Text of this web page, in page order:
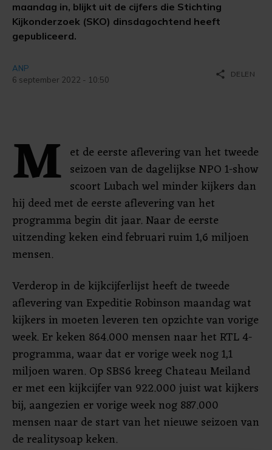
maandag in, blijkt uit de cijfers die Stichting
Kijkonderzoek (SKO) dinsdagochtend heeft
gepubliceerd.
ANP
6 september 2022 - 10:50
share DELEN
M et de eerste aflevering van het tweede
seizoen van de dagelijkse NPO 1-show
scoort Lubach wel minder kijkers dan
hij deed met de eerste aflevering van het
programma begin dit jaar. Naar de eerste
uitzending keken eind februari ruim 1,6 miljoen
mensen.
Verderop in de kijkcijferlijst heeft de tweede
aflevering van Expeditie Robinson maandag wat
kijkers in moeten leveren ten opzichte van vorige
week. Er keken 864.000 mensen naar het RTL 4-
programma, waar dat er vorige week nog 1,1
miljoen waren. Op SBS6 kreeg Chateau Meiland
er met een kijkcijfer van 922.000 juist wat kijkers
bij, aangezien er vorige week nog 887.000
mensen naar de start van het nieuwe seizoen van
de realitysoap keken.